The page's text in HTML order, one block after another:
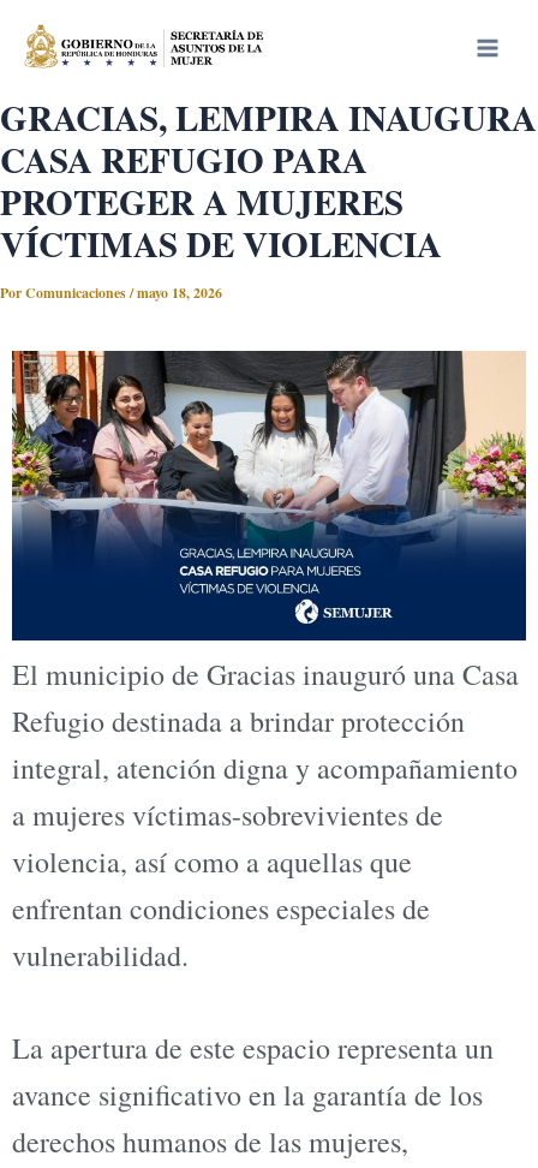
GRACIAS, LEMPIRA INAUGURA
CASA REFUGIO PARA
PROTEGER A MUJERES
VÍCTIMAS DE VIOLENCIA
PorComunicaciones/mayo 18, 2026
El municipio de Gracias inauguró una Casa
Refugio destinada a brindar protección
integral, atención digna y acompañamiento
a mujeres víctimas-sobrevivientes de
violencia, así como a aquellas que
enfrentan condiciones especiales de
vulnerabilidad.
La apertura de este espacio representa un
avance significativo en la garantía de los
derechos humanos de las mujeres,